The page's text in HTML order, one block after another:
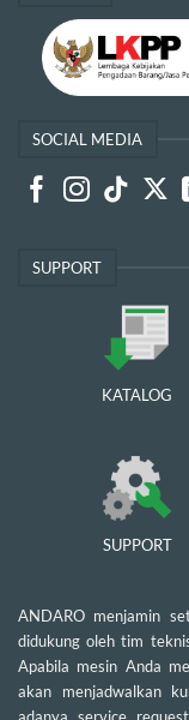
SOCIAL MEDIA
SUPPORT
KATALOG
SUPPORT
ANDARO menjamin
didukung oleh tim
Apabila mesin Anda
akan menjadwalkan
adanya service